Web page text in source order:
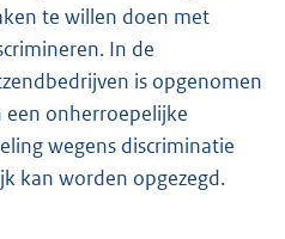
te willen doen met
In de
is opgenomen
een onherroepelijke
wegens discriminatie
kan worden opgezegd.